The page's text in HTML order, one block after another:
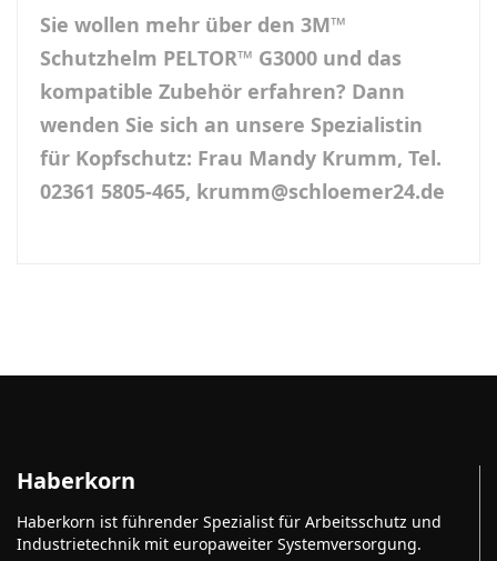
Sie wollen mehr über den 3M™
Schutzhelm PELTOR™ G3000 und das
kompatible Zubehör erfahren? Dann
wenden Sie sich an unsere Spezialistin
für Kopfschutz: Frau Mandy Krumm, Tel.
02361 5805-465, krumm@schloemer24.de
Haberkorn
Haberkorn ist führender Spezialist für Arbeitsschutz und
Industrietechnik mit europaweiter Systemversorgung.